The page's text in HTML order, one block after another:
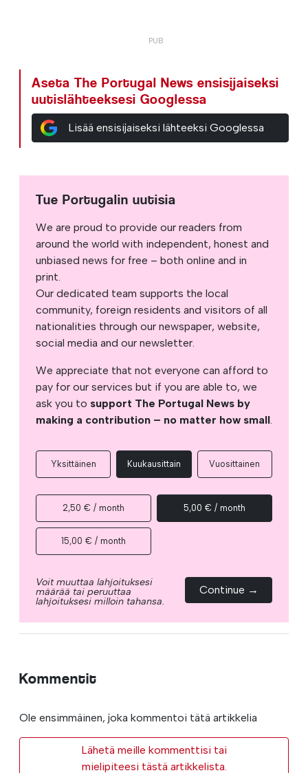
Aseta The Portugal News ensisijaiseksi
uutislähteeksesi Googlessa
Lisää ensisijaiseksi lähteeksi Googlessa
Tue Portugalin uutisia
We are proud to provide our readers from
around the world with independent, honest and
unbiased news for free – both online and in
print.
Our dedicated team supports the local
community, foreign residents and visitors of all
nationalities through our newspaper, website,
social media and our newsletter.
We appreciate that not everyone can afford to
pay for our services but if you are able to, we
ask you to support The Portugal News by
making a contribution – no matter how small.
Yksittäinen Kuukausittain Vuosittainen
2,50 € / month 5,00 € / month
15,00 € / month
Voit muuttaa lahjoituksesi
määrää tai peruuttaa
lahjoituksesi milloin tahansa.
Continue →
Kommentit
Ole ensimmäinen, joka kommentoi tätä artikkelia
Lähetä meille kommenttisi tai
mielipiteesi tästä artikkelista.